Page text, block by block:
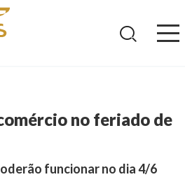
no feriado de
funcionar no dia 4/6